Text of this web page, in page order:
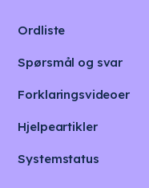
Ordliste
Spørsmål og svar
Forklaringsvideoer
Hjelpeartikler
Systemstatus